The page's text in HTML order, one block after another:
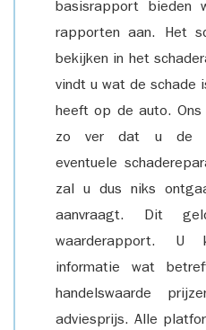
basisrapport bieden
rapporten aan. Het
bekijken in het
vindt u wat de schade
heeft op de auto.
zo ver dat u de
eventuele
zal u dus niks
aanvraagt. Dit
waarderapport. U
informatie wat
handelswaarde
adviesprijs. Alle